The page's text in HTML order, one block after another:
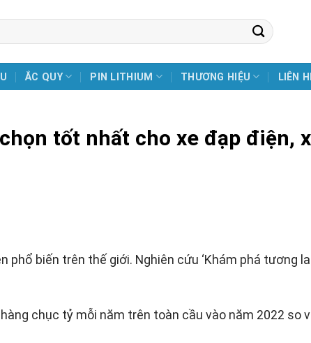
ẮC QUY PIN LITHIUM THƯƠNG HIỆU LIÊN
tốt nhất cho xe đạp điện,
phổ biến trên thế giới. Nghiên cứu ‘Khám phá tương
chục tỷ mỗi năm trên toàn cầu vào năm 2022 so